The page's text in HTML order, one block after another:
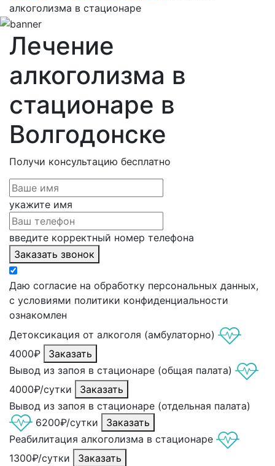
алкоголизма в стационаре
Лечение
алкоголизма в
стационаре в
Волгодонске
Получи консультацию бесплатно
укажите имя
введите корректный номер телефона
Заказать звонок
Даю согласие на обработку персональных данных,
с условиями политики конфиденциальности
ознакомлен
Детоксикация от алкоголя (амбулаторно)
4000₽
Заказать
Вывод из запоя в стационаре (общая палата)
4000₽/сутки
Заказать
Вывод из запоя в стационаре (отдельная палата)
6200₽/сутки
Заказать
Реабилитация алкоголизма в стационаре
1300₽/сутки
Заказать